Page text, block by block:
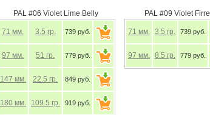
PAL #06 Violet Lime Belly
71 мм. 3.5 гр. 739 руб.
97 мм. 51 гр. 779 руб.
147 мм. 22.5 гр. 849 руб.
180 мм. 109.5 гр. 919 руб.
PAL #09 Violet Firre
71 мм. 3.5 гр. 739 руб.
97 мм. 8.5 гр. 779 руб.